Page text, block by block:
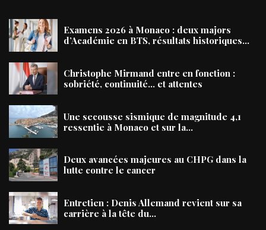
Examens 2026 à Monaco : deux majors
d’Académie en BTS, résultats historiques...
Christophe Mirmand entre en fonction :
sobriété, continuité… et attentes
Une secousse sismique de magnitude 4,1
ressentie à Monaco et sur la...
Deux avancées majeures au CHPG dans la
lutte contre le cancer
Entretien : Denis Allemand revient sur sa
carrière à la tête du...